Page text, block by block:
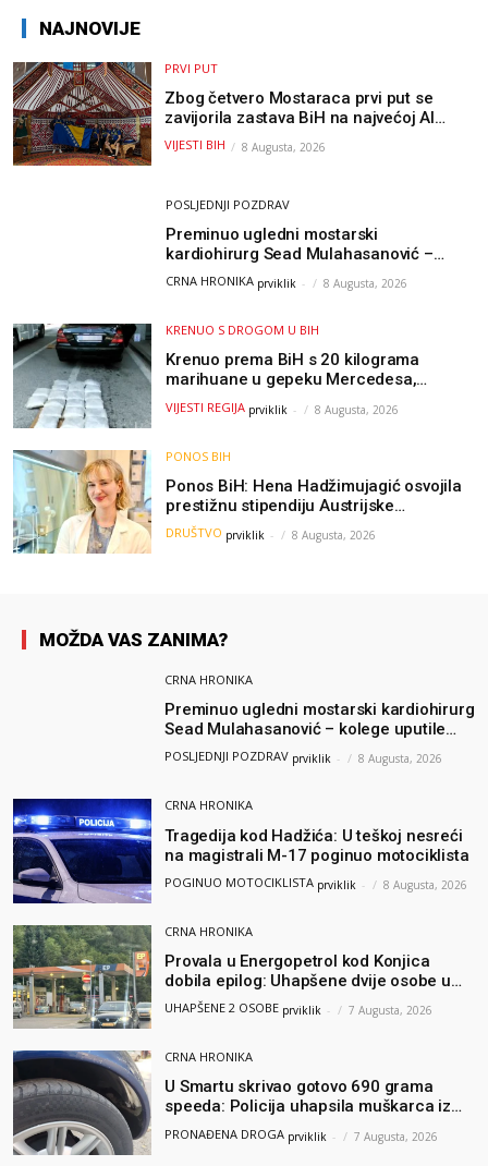
NAJNOVIJE
PRVI PUT
Zbog četvero Mostaraca prvi put se
zavijorila zastava BiH na najvećoj AI
olimpijadi, a sada je njihov mentor
postao član komiteta Međunarodne
VIJESTI BIH 8 Augusta, 2026
POSLJEDNJI POZDRAV
Preminuo ugledni mostarski
kardiohirurg Sead Mulahasanović –
kolege uputile emotivnu oproštajnu
CRNA HRONIKA prviklik - 8 Augusta, 2026
KRENUO S DROGOM U BIH
Krenuo prema BiH s 20 kilograma
marihuane u gepeku Mercedesa,
policija ga uhapsila na granici
VIJESTI REGIJA prviklik - 8 Augusta, 2026
PONOS BIH
Ponos BiH: Hena Hadžimujagić osvojila
prestižnu stipendiju Austrijske
akademije nauka, njeno istraživanje
moglo bi pomoći djeci širom svijeta
DRUŠTVO prviklik - 8 Augusta, 2026
MOŽDA VAS ZANIMA?
CRNA HRONIKA
Preminuo ugledni mostarski kardiohirurg
Sead Mulahasanović – kolege uputile
emotivnu oproštajnu poruku
POSLJEDNJI POZDRAV prviklik - 8 Augusta, 2026
CRNA HRONIKA
Tragedija kod Hadžića: U teškoj nesreći
na magistrali M-17 poginuo motociklista
POGINUO MOTOCIKLISTA prviklik - 8 Augusta, 2026
CRNA HRONIKA
Provala u Energopetrol kod Konjica
dobila epilog: Uhapšene dvije osobe u
Čapljini i Jablanici
UHAPŠENE 2 OSOBE prviklik - 7 Augusta, 2026
CRNA HRONIKA
U Smartu skrivao gotovo 690 grama
speeda: Policija uhapsila muškarca iz
Hercegovine
PRONAĐENA DROGA prviklik - 7 Augusta, 2026